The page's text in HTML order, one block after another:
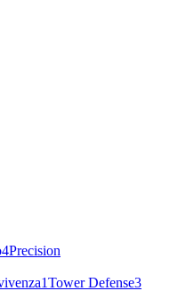
4Precision
1Tower Defense3